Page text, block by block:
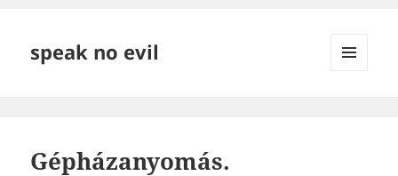
speak no evil
Gépházanyomás.